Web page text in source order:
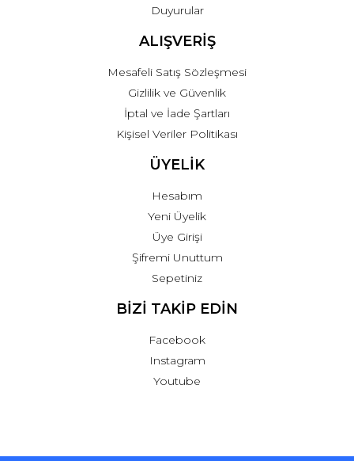
Duyurular
ALIŞVERİŞ
Mesafeli Satış Sözleşmesi
Gizlilik ve Güvenlik
İptal ve İade Şartları
Kişisel Veriler Politikası
ÜYELİK
Hesabım
Yeni Üyelik
Üye Girişi
Şifremi Unuttum
Sepetiniz
BİZİ TAKİP EDİN
Facebook
Instagram
Youtube